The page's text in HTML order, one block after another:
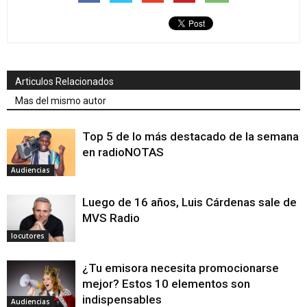
Articulos Relacionados
Mas del mismo autor
Audiencias
Top 5 de lo más destacado de la semana
en radioNOTAS
locutores
Luego de 16 años, Luis Cárdenas sale de
MVS Radio
Audiencias
¿Tu emisora necesita promocionarse
mejor? Estos 10 elementos son
indispensables